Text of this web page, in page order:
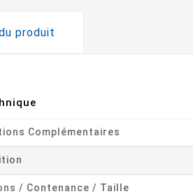
produit
Complémentaires
/ Contenance / Taille